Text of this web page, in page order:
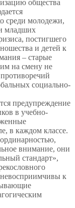
общества
среди молодежи,
младших
постигшего
и детей к
– старые
на смену не
социально-
предупреждение
в учебно-
в каждом классе.
внимание, они
стандарт»,
к